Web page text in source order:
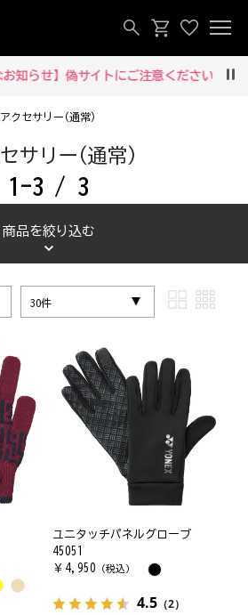
せ】偽サイトにご注意ください‼
アクセサリー(通常)
サリー(通常)
1-3 / 3
商品を絞り込む
30件
ユニタッチパネルグローブ
45051
￥ 4,950 （税込）
4.5（2）